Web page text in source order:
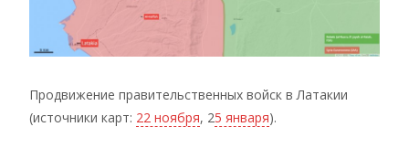
Продвижение правительственных войск в Латакии
(источники карт: 22 ноября, 25 января).